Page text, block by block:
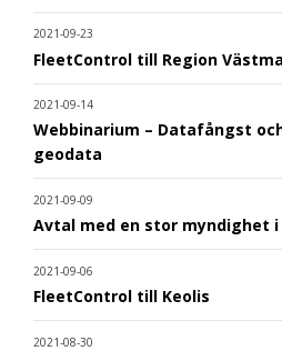
2021-09-23
FleetControl till Region
2021-09-14
Webbinarium – Datafångst
geodata
2021-09-09
Avtal med en stor myndighet i
2021-09-06
FleetControl till Keolis
2021-08-30